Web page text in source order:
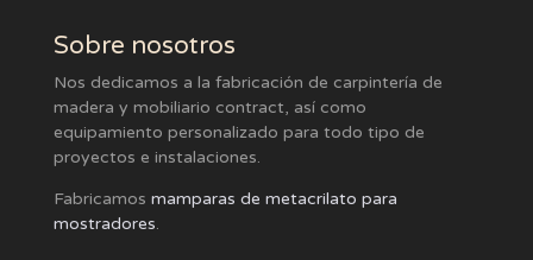
Sobre nosotros
Nos dedicamos a la fabricación de carpintería de
madera y mobiliario contract, así como
equipamiento personalizado para todo tipo de
proyectos e instalaciones.
Fabricamos mamparas de metacrilato para
mostradores.